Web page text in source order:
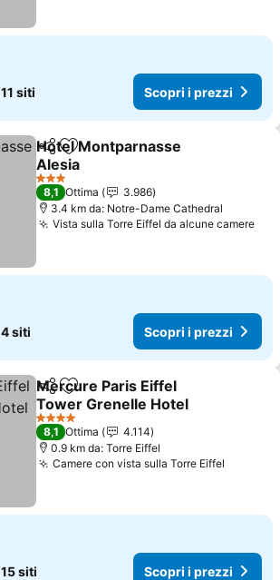
11 siti Scopri i prezzi
CondividiAggiungi ai preferiti
Hotel Montparnasse
Alesia
3 Stelle
8,1 Ottima
3.986
3.4 km da: Notre-Dame Cathedral
Vista sulla Torre Eiffel da alcune camere
4 siti Scopri i prezzi
CondividiAggiungi ai preferiti
Mercure Paris Eiffel
Tower Grenelle Hotel
4 Stelle
8,1 Ottima
4.114
0.9 km da: Torre Eiffel
Camere con vista sulla Torre Eiffel
15 siti Scopri i prezzi